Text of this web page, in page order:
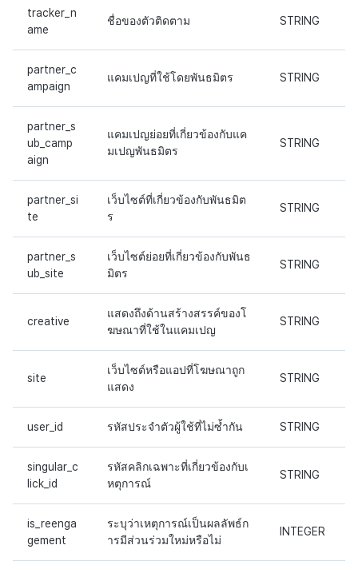
tracker_n
ame
ชื่อของตัวติดตาม STRING
partner_c
ampaign
แคมเปญที่ใช้โดยพันธมิตร STRING
partner_s
ub_camp
aign
แคมเปญย่อยที่เกี่ยวข้องกับแค
มเปญพันธมิตร
STRING
partner_si
te
เว็บไซต์ที่เกี่ยวข้องกับพันธมิต
ร
STRING
partner_s
ub_site
เว็บไซต์ย่อยที่เกี่ยวข้องกับพันธ
มิตร
STRING
creative
แสดงถึงด้านสร้างสรรค์ของโ
ฆษณาที่ใช้ในแคมเปญ
STRING
site
เว็บไซต์หรือแอปที่โฆษณาถูก
แสดง
STRING
user_id รหัสประจำตัวผู้ใช้ที่ไม่ซ้ำกัน STRING
singular_c
lick_id
รหัสคลิกเฉพาะที่เกี่ยวข้องกับเ
หตุการณ์
STRING
is_reenga
gement
ระบุว่าเหตุการณ์เป็นผลลัพธ์ก
ารมีส่วนร่วมใหม่หรือไม่
INTEGER